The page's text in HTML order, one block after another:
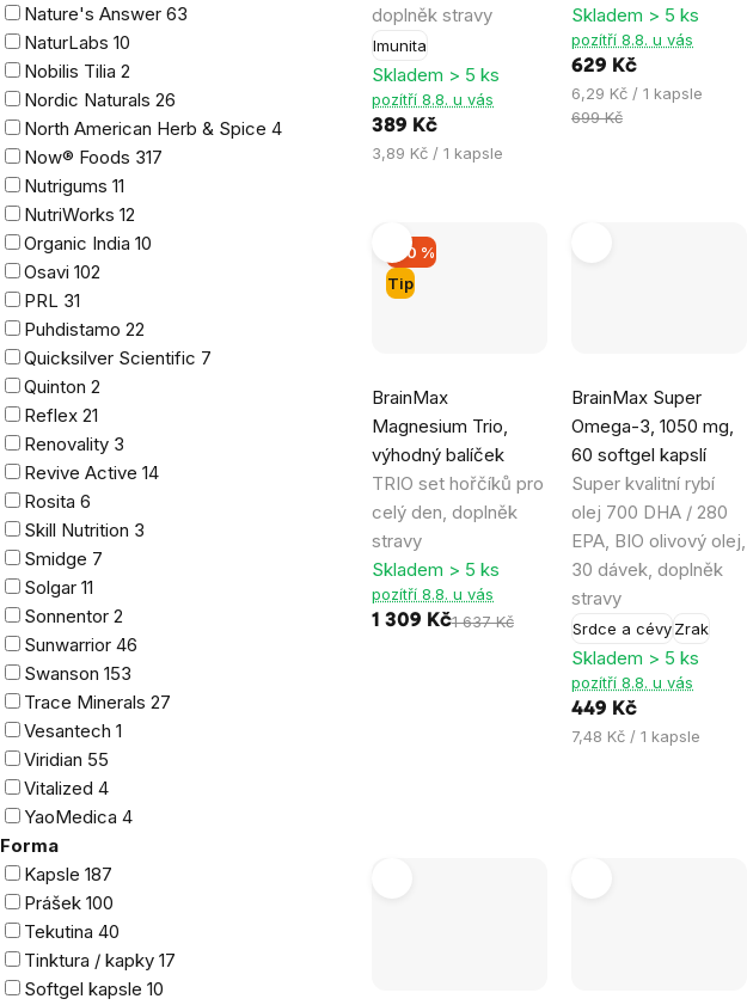
Nature's Answer 63
NaturLabs 10
Nobilis Tilia 2
Nordic Naturals 26
North American Herb & Spice 4
Now® Foods 317
Nutrigums 11
NutriWorks 12
Organic India 10
Osavi 102
PRL 31
Puhdistamo 22
Quicksilver Scientific 7
Quinton 2
Reflex 21
Renovality 3
Revive Active 14
Rosita 6
Skill Nutrition 3
Smidge 7
Solgar 11
Sonnentor 2
Sunwarrior 46
Swanson 153
Trace Minerals 27
Vesantech 1
Viridian 55
Vitalized 4
YaoMedica 4
Forma
Kapsle 187
Prášek 100
Tekutina 40
Tinktura / kapky 17
Softgel kapsle 10
doplněk stravy
Imunita
Skladem > 5 ks
pozítří 8.8. u vás
389 Kč
Měrná
3,89 Kč / 1 kapsle
Skladem > 5 ks
pozítří 8.8. u vás
629 Kč
Měrná
cena:
6,29 Kč / 1 kapsle
699 Kč
Tip
–20 %
BrainMax
Magnesium Trio,
výhodný balíček
TRIO set hořčíků pro
celý den, doplněk
stravy
hodnocení
produktu
je
5,0
z
5
hvězdiček.
Skladem > 5 ks
pozítří 8.8. u vás
1 309 Kč1 637 Kč
BrainMax Super
Omega-3, 1050 mg,
60 softgel kapslí
Super kvalitní rybí
olej 700 DHA / 280
EPA, BIO olivový olej,
30 dávek, doplněk
stravy
Srdce a cévyZrak
hodnocení
produktu
je
5,0
z
5
hvězdiček.
Skladem > 5 ks
pozítří 8.8. u vás
449 Kč
Měrná
7,48 Kč / 1 kapsle